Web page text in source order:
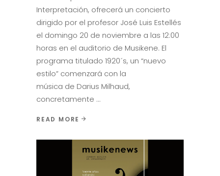
Interpretación, ofrecerá un concierto
dirigido por el profesor José Luis Estellés
el domingo 20 de noviembre a las 12:00
horas en el auditorio de Musikene. El
programa titulado 1920´s, un “nuevo
estilo” comenzará con la
música de Darius Milhaud,
concretamente
READ MORE